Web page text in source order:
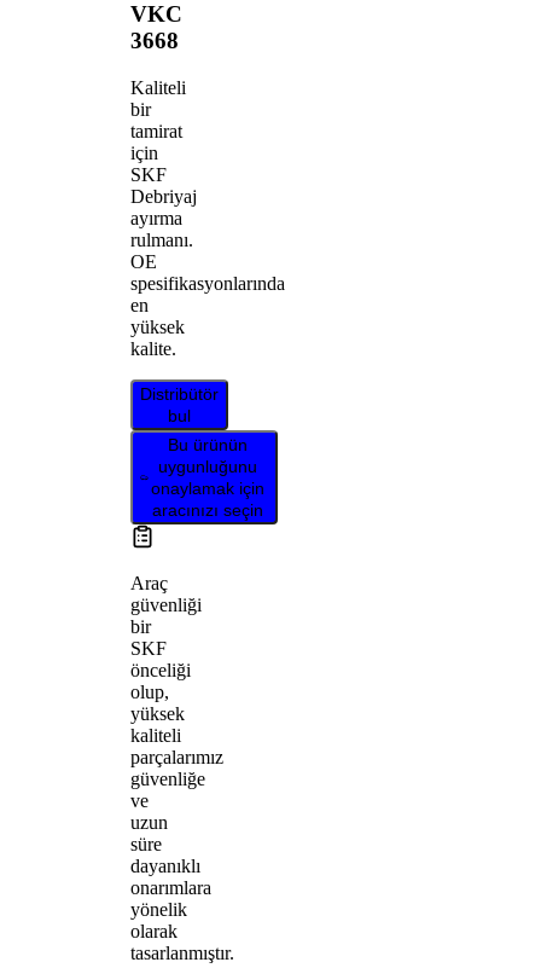
VKC
3668
Kaliteli
bir
tamirat
için
SKF
Debriyaj
ayırma
rulmanı.
OE
spesifikasyonlarında
en
yüksek
kalite.
Distribütör
bul
Bu ürünün
uygunluğunu
onaylamak için
aracınızı seçin
Araç
güvenliği
bir
SKF
önceliği
olup,
yüksek
kaliteli
parçalarımız
güvenliğe
ve
uzun
süre
dayanıklı
onarımlara
yönelik
olarak
tasarlanmıştır.